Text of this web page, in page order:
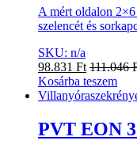
A mért oldalon
szelencét és
SKU: n/a
98.831 Ft 111.046
Kosárba teszem
PVT EON